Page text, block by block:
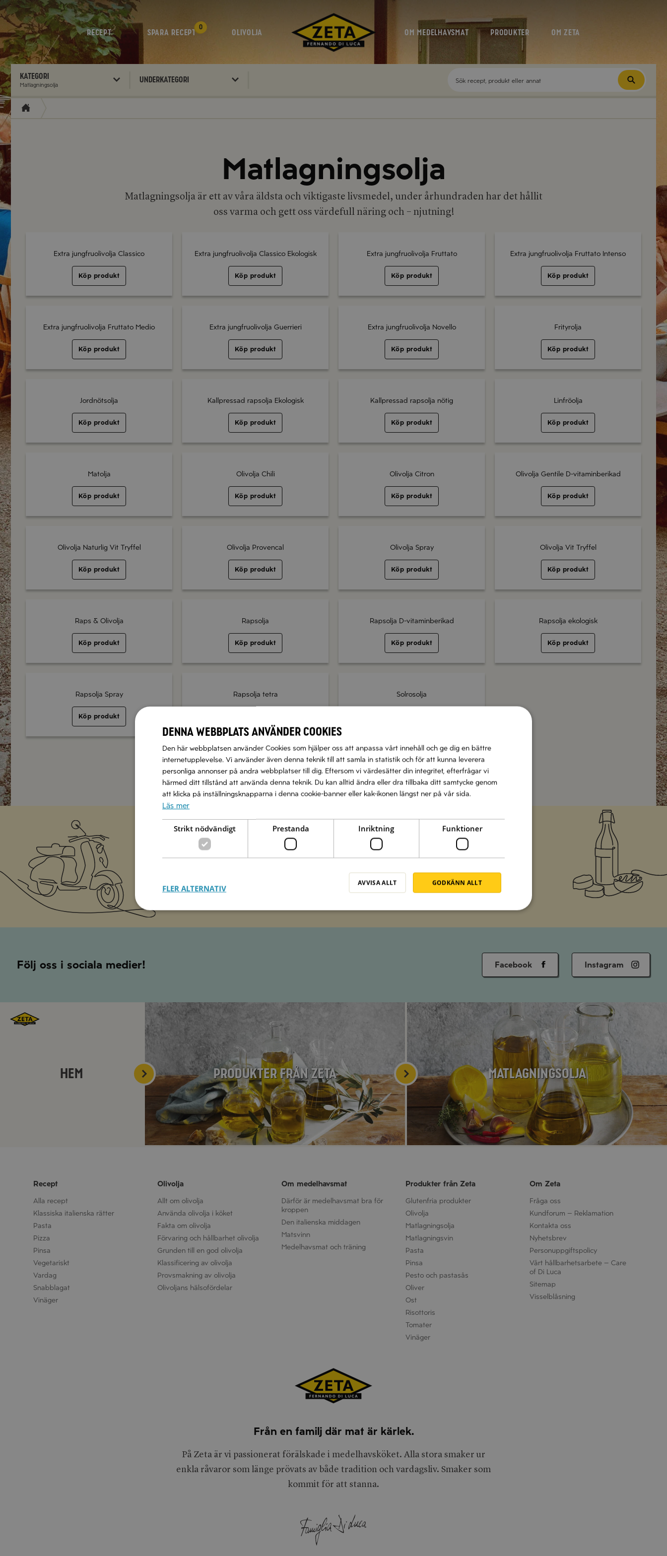
RECEPT SPARA RECEPT
0
OLIVOLJA OM MEDELHAVSMAT PRODUKTER OM ZETA
Kategori
Matlagningsolja
Underkategori
Matlagningsolja
Matlagningsolja är ett av våra äldsta och viktigaste livsmedel, under århundraden har det hållit
oss varma och gett oss värdefull näring och – njutning!
Extra jungfruolivolja Classico
Köp produkt
Extra jungfruolivolja Classico Ekologisk
Köp produkt
Extra jungfruolivolja Fruttato
Köp produkt
Extra jungfruolivolja Fruttato Intenso
Köp produkt
Extra jungfruolivolja Fruttato Medio
Köp produkt
Extra jungfruolivolja Guerrieri
Köp produkt
Extra jungfruolivolja Novello
Köp produkt
Frityrolja
Köp produkt
Jordnötsolja
Köp produkt
Kallpressad rapsolja Ekologisk
Köp produkt
Kallpressad rapsolja nötig
Köp produkt
Linfröolja
Köp produkt
Matolja
Köp produkt
Olivolja Chili
Köp produkt
Olivolja Citron
Köp produkt
Olivolja Gentile D-vitaminberikad
Köp produkt
Olivolja Naturlig Vit Tryffel
Köp produkt
Olivolja Provencal
Köp produkt
Olivolja Spray
Köp produkt
Olivolja Vit Tryffel
Köp produkt
Raps & Olivolja
Köp produkt
Rapsolja
Köp produkt
Rapsolja D-vitaminberikad
Köp produkt
Rapsolja ekologisk
Köp produkt
Rapsolja Spray
Köp produkt
Rapsolja tetra Solrosolja
Zetas populära nyhetsbrev
Missa inte att vi har flera olika nyhetsbrev som förenklar vardagen och förgyller helgen
med italienska smaker.
Följ oss i sociala medier! Facebook Instagram
Hem Produkter från Zeta Matlagningsolja
Recept
Alla recept
Klassiska italienska rätter
Pasta
Pizza
Pinsa
Vegetariskt
Vardag
Snabblagat
Vinäger
Olivolja
Allt om olivolja
Använda olivolja i köket
Fakta om olivolja
Förvaring och hållbarhet olivolja
Grunden till en god olivolja
Klassificering av olivolja
Provsmakning av olivolja
Olivoljans hälsofördelar
Om medelhavsmat
Därför är medelhavsmat bra för
kroppen
Den italienska middagen
Matsvinn
Medelhavsmat och träning
Produkter från Zeta
Glutenfria produkter
Olivolja
Matlagningsolja
Matlagningsvin
Pasta
Pinsa
Pesto och pastasås
Oliver
Ost
Risottoris
Tomater
Vinäger
Om Zeta
Fråga oss
Kundforum – Reklamation
Kontakta oss
Nyhetsbrev
Personuppgifts­policy
Vårt hållbarhetsarbete – Care
of Di Luca
Sitemap
Visselblåsning
Från en familj där mat är kärlek.
På Zeta är vi passionerat förälskade i medelhavsköket. Alla stora smaker ur
enkla råvaror som länge prövats av både tradition och vardagsliv. Smaker som
kommit för att stanna.
Denna webbplats använder cookies
Den här webbplatsen använder Cookies som hjälper oss att anpassa vårt innehåll och ge dig en bättre
internetupplevelse. Vi använder även denna teknik till att samla in statistik och för att kunna leverera
personliga annonser på andra webbplatser till dig. Eftersom vi värdesätter din integritet, efterfrågar vi
härmed ditt tillstånd att använda denna teknik. Du kan alltid ändra eller dra tillbaka ditt samtycke genom
att klicka på inställningsknapparna i denna cookie-banner eller kak-ikonen längst ner på vår sida.
Läs mer
Strikt nödvändigt Prestanda Inriktning Funktioner
GODKÄNN ALLT
AVVISA ALLT
FLER ALTERNATIV